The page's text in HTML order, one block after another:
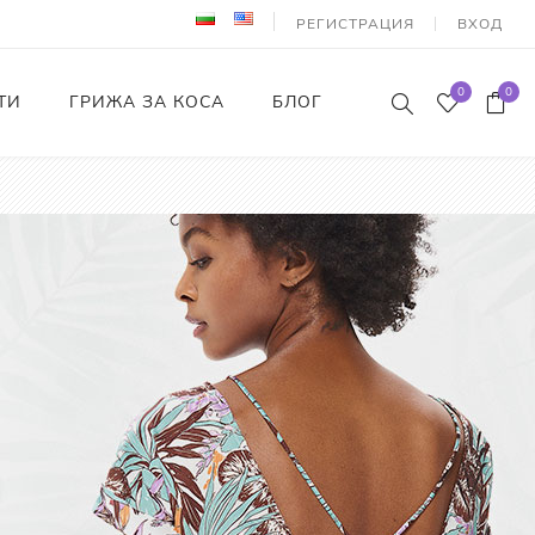
РЕГИСТРАЦИЯ ВХОД
ГРИЖА ЗА КОСА БЛОГ 0 0